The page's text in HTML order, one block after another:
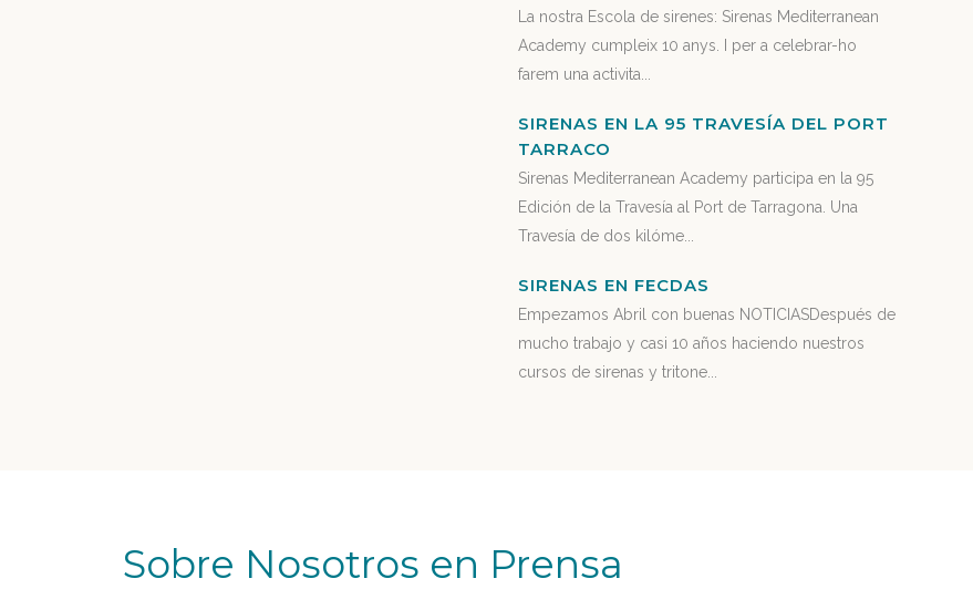
La nostra Escola de sirenes: Sirenas Mediterranean
Academy cumpleix 10 anys. I per a celebrar-ho
farem una activita...
SIRENAS EN LA 95 TRAVESÍA DEL PORT
TARRACO
Sirenas Mediterranean Academy participa en la 95
Edición de la Travesía al Port de Tarragona. Una
Travesía de dos kilóme...
SIRENAS EN FECDAS
Empezamos Abril con buenas NOTICIASDespués de
mucho trabajo y casi 10 años haciendo nuestros
cursos de sirenas y tritone...
Sobre Nosotros en Prensa